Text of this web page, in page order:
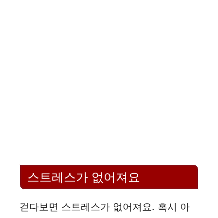
스트레스가 없어져요
걷다보면 스트레스가 없어져요. 혹시 아